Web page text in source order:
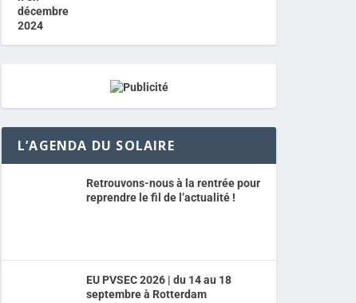
L’AGENDA DU SOLAIRE
Retrouvons-nous à la rentrée pour
reprendre le fil de l’actualité !
EU PVSEC 2026 | du 14 au 18
septembre à Rotterdam